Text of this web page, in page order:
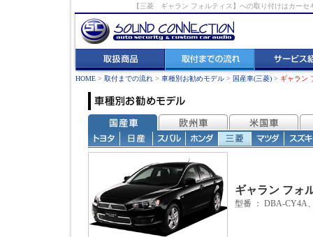
【三菱 ギャラン フォルティス】への取り付けはカー
HOME > 取付までの流れ > 車種別お勧めモデル > 国産車(三菱) > ギャラン
ギャラン フォ
型番 ： DBA-CY4A